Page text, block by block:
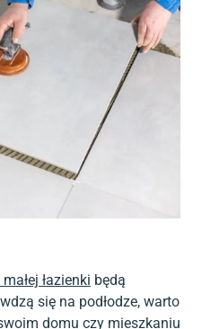
łazienki będą
się na podłodze, warto
domu czy mieszkaniu